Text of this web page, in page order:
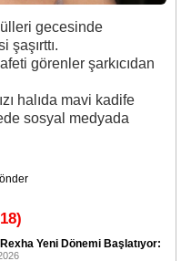
gecesinde
şaşırttı.
görenler şarkıcıdan
halıda mavi kadife
sosyal medyada
Yeni Dönemi Başlatıyor: